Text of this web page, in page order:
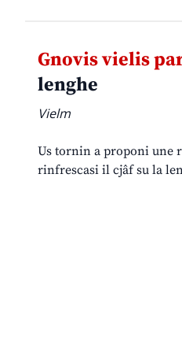
Gnovis vielis
lenghe
Vielm
Us tornin a proponi une
rinfrescasi il cjâf su la